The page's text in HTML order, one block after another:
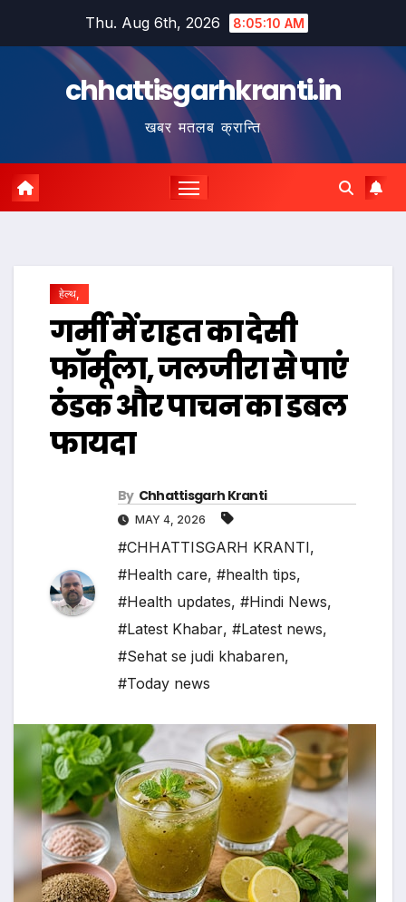
Thu. Aug 6th, 2026 8:05:11 AM
chhattisgarhkranti.in
खबर मतलब क्रान्ति
हेल्थ,
गर्मी में राहत का देसी
फॉर्मूला, जलजीरा से पाएं
ठंडक और पाचन का डबल
फायदा
By Chhattisgarh Kranti
MAY 4, 2026
#CHHATTISGARH KRANTI,
#Health care, #health tips,
#Health updates, #Hindi News,
#Latest Khabar, #Latest news,
#Sehat se judi khabaren,
#Today news